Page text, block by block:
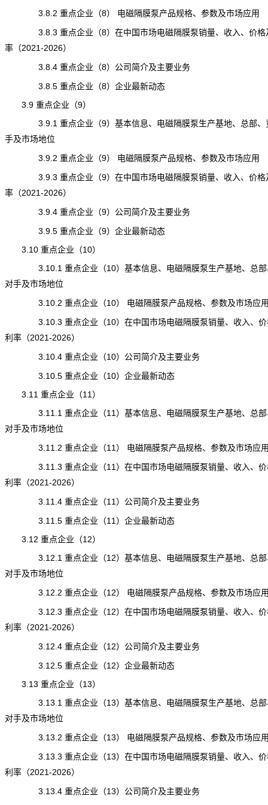
3.8.2 重点企业（8） 电磁隔膜泵产品规格、参数及市场应用
3.8.3 重点企业（8）在中国市场电磁隔膜泵销量、收入、价格
率（2021-2026）
3.8.4 重点企业（8）公司简介及主要业务
3.8.5 重点企业（8）企业最新动态
3.9 重点企业（9）
3.9.1 重点企业（9）基本信息、电磁隔膜泵生产基地、总部、
手及市场地位
3.9.2 重点企业（9） 电磁隔膜泵产品规格、参数及市场应用
3.9.3 重点企业（9）在中国市场电磁隔膜泵销量、收入、价格
率（2021-2026）
3.9.4 重点企业（9）公司简介及主要业务
3.9.5 重点企业（9）企业最新动态
3.10 重点企业（10）
3.10.1 重点企业（10）基本信息、电磁隔膜泵生产基地、总部
对手及市场地位
3.10.2 重点企业（10） 电磁隔膜泵产品规格、参数及市场应
3.10.3 重点企业（10）在中国市场电磁隔膜泵销量、收入、价
利率（2021-2026）
3.10.4 重点企业（10）公司简介及主要业务
3.10.5 重点企业（10）企业最新动态
3.11 重点企业（11）
3.11.1 重点企业（11）基本信息、电磁隔膜泵生产基地、总部
对手及市场地位
3.11.2 重点企业（11） 电磁隔膜泵产品规格、参数及市场应
3.11.3 重点企业（11）在中国市场电磁隔膜泵销量、收入、价
利率（2021-2026）
3.11.4 重点企业（11）公司简介及主要业务
3.11.5 重点企业（11）企业最新动态
3.12 重点企业（12）
3.12.1 重点企业（12）基本信息、电磁隔膜泵生产基地、总部
对手及市场地位
3.12.2 重点企业（12） 电磁隔膜泵产品规格、参数及市场应
3.12.3 重点企业（12）在中国市场电磁隔膜泵销量、收入、价
利率（2021-2026）
3.12.4 重点企业（12）公司简介及主要业务
3.12.5 重点企业（12）企业最新动态
3.13 重点企业（13）
3.13.1 重点企业（13）基本信息、电磁隔膜泵生产基地、总部
对手及市场地位
3.13.2 重点企业（13） 电磁隔膜泵产品规格、参数及市场应
3.13.3 重点企业（13）在中国市场电磁隔膜泵销量、收入、价
利率（2021-2026）
3.13.4 重点企业（13）公司简介及主要业务